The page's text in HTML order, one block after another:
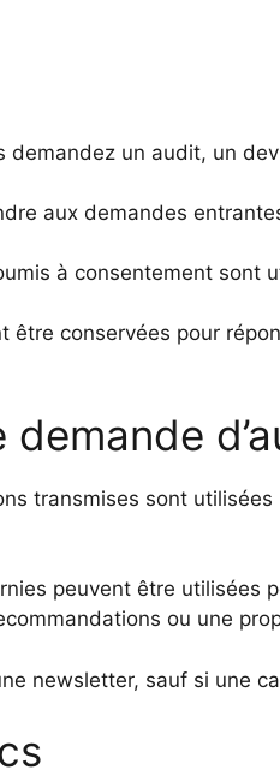
demandez un audit, un
aux demandes
à consentement sont
être conservées pour
transmises sont
peuvent être utilisées
ou une
newsletter, sauf si une